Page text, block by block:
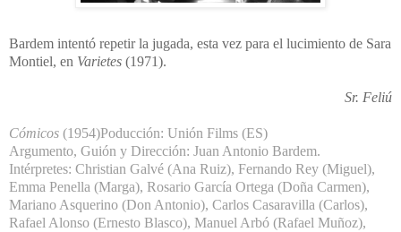
Bardem intentó repetir la jugada, esta vez para el lucimiento de Sara
Montiel, en Varietes (1971).
Sr. Feliú
Cómicos (1954)Poducción: Unión Films (ES)
Argumento, Guión y Dirección: Juan Antonio Bardem.
Intérpretes: Christian Galvé (Ana Ruiz), Fernando Rey (Miguel),
Emma Penella (Marga), Rosario García Ortega (Doña Carmen),
Mariano Asquerino (Don Antonio), Carlos Casaravilla (Carlos),
Rafael Alonso (Ernesto Blasco), Manuel Arbó (Rafael Muñoz),